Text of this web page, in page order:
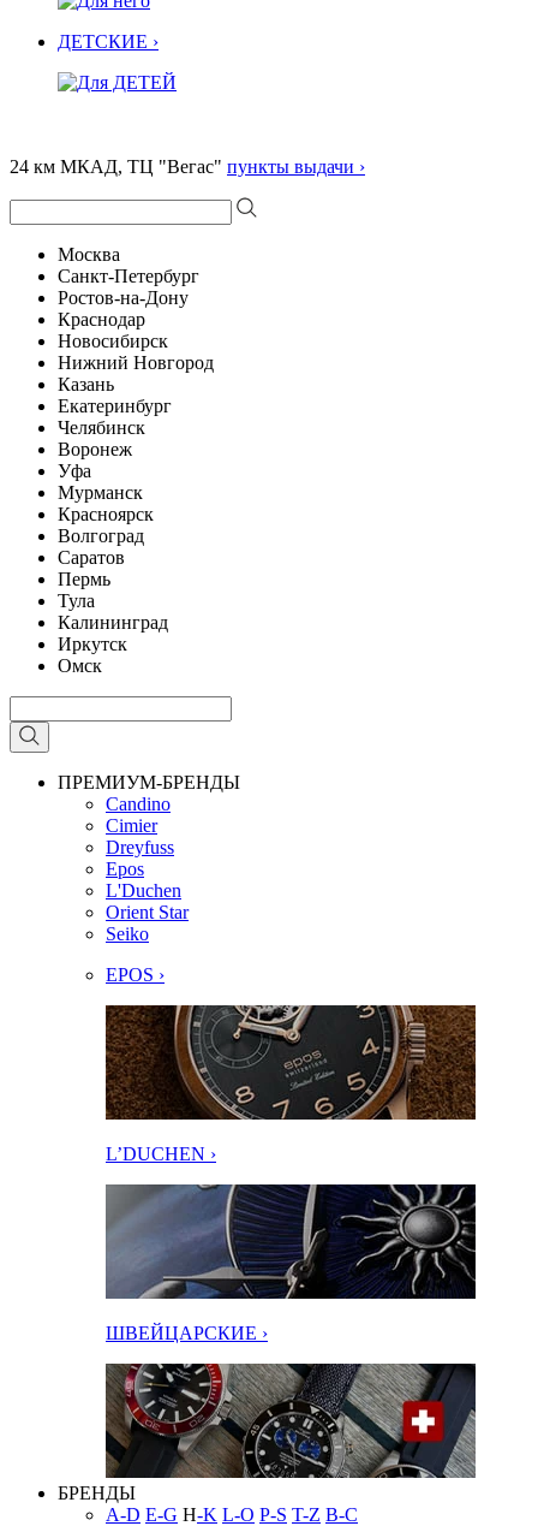
ДЕТСКИЕ ›
24 км МКАД, ТЦ "Вегас" пункты выдачи ›
Москва
Санкт-Петербург
Ростов-на-Дону
Краснодар
Новосибирск
Нижний Новгород
Казань
Екатеринбург
Челябинск
Воронеж
Уфа
Мурманск
Красноярск
Волгоград
Саратов
Пермь
Тула
Калининград
Иркутск
Омск
ПРЕМИУМ-БРЕНДЫ
Candino
Cimier
Dreyfuss
Epos
L'Duchen
Orient Star
Seiko
EPOS ›
L’DUCHEN ›
ШВЕЙЦАРСКИЕ ›
БРЕНДЫ
A-D E-G H-K L-O P-S T-Z В-С